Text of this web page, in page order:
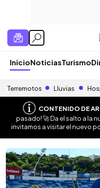
InicioNoticiasTurismo
Terremotos Lluvias
CONTENIDO DE
pasado! 🚀 Da el salto a la
invitamos a visitar el nuevo